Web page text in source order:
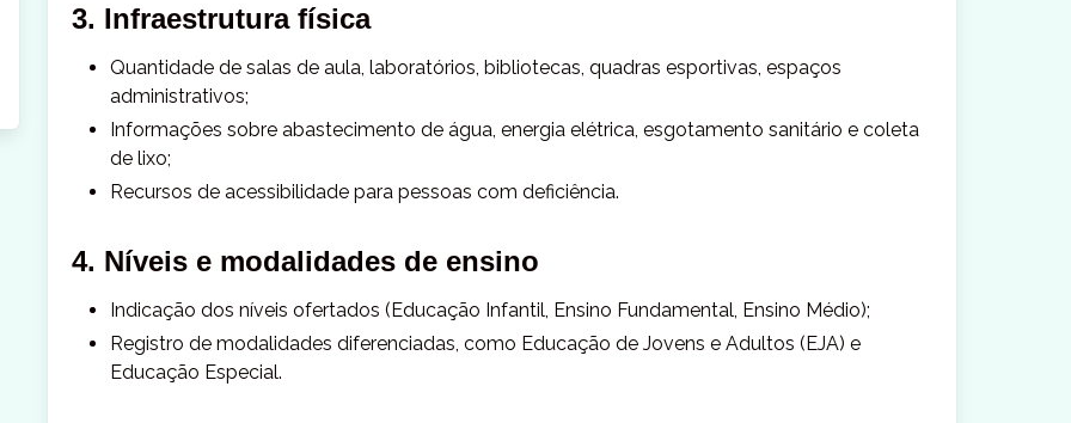
3. Infraestrutura física
Quantidade de salas de aula, laboratórios, bibliotecas, quadras esportivas, espaços
administrativos;
Informações sobre abastecimento de água, energia elétrica, esgotamento sanitário e coleta
de lixo;
Recursos de acessibilidade para pessoas com deficiência.
4. Níveis e modalidades de ensino
Indicação dos níveis ofertados (Educação Infantil, Ensino Fundamental, Ensino Médio);
Registro de modalidades diferenciadas, como Educação de Jovens e Adultos (EJA) e
Educação Especial.